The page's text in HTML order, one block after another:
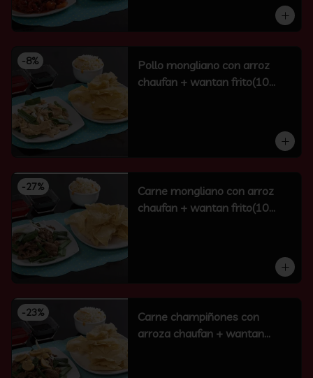
-8%
Pollo mongliano con arroz
chaufan + wantan frito(10
-27%
Carne mongliano con arroz
chaufan + wantan frito(10
-23%
Carne champiñones con
arroza chaufan + wantan